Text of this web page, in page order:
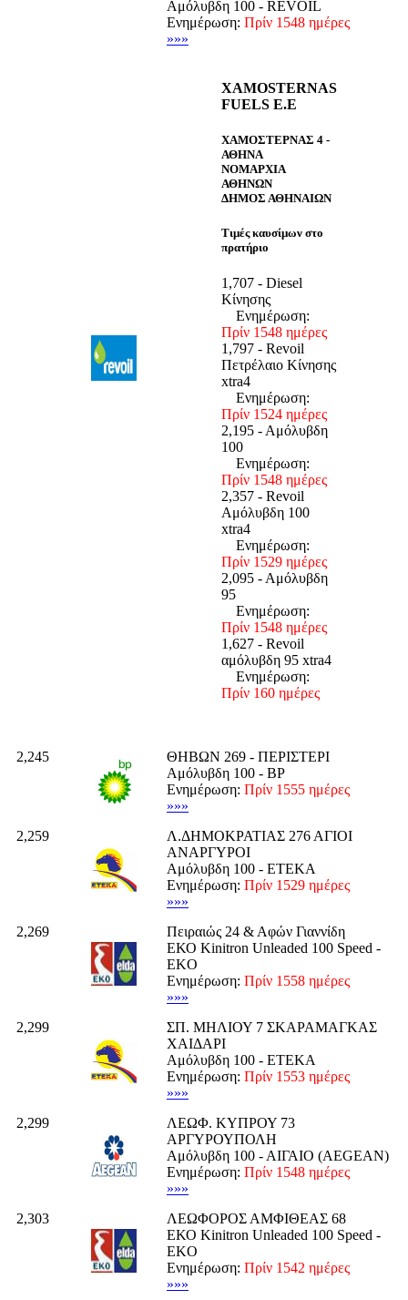
Αμόλυβδη 100 - REVOIL
Ενημέρωση: Πρίν 1548 ημέρες
»»»
XAMOSTERNAS
FUELS E.E
ΧΑΜΟΣΤΕΡΝΑΣ 4 -
ΑΘΗΝΑ
ΝΟΜΑΡΧΙΑ
ΑΘΗΝΩΝ
ΔΗΜΟΣ ΑΘΗΝΑΙΩΝ
Τιμές καυσίμων στο
πρατήριο
1,707 - Diesel
Κίνησης
Ενημέρωση:
Πρίν 1548 ημέρες
1,797 - Revoil
Πετρέλαιο Κίνησης
xtra4
Ενημέρωση:
Πρίν 1524 ημέρες
2,195 - Αμόλυβδη
100
Ενημέρωση:
Πρίν 1548 ημέρες
2,357 - Revoil
Αμόλυβδη 100
xtra4
Ενημέρωση:
Πρίν 1529 ημέρες
2,095 - Αμόλυβδη
95
Ενημέρωση:
Πρίν 1548 ημέρες
1,627 - Revoil
αμόλυβδη 95 xtra4
Ενημέρωση:
Πρίν 160 ημέρες
2,245
ΘΗΒΩΝ 269 - ΠΕΡΙΣΤΕΡΙ
Αμόλυβδη 100 - BP
Ενημέρωση: Πρίν 1555 ημέρες
»»»
2,259
Λ.ΔΗΜΟΚΡΑΤΙΑΣ 276 ΑΓΙΟΙ
ΑΝΑΡΓΥΡΟΙ
Αμόλυβδη 100 - ΕΤΕΚΑ
Ενημέρωση: Πρίν 1529 ημέρες
»»»
2,269
Πειραιώς 24 & Αφών Γιαννίδη
ΕΚΟ Kinitron Unleaded 100 Speed -
EKO
Ενημέρωση: Πρίν 1558 ημέρες
»»»
2,299
ΣΠ. ΜΗΛΙΟΥ 7 ΣΚΑΡΑΜΑΓΚΑΣ
ΧΑΙΔΑΡΙ
Αμόλυβδη 100 - ΕΤΕΚΑ
Ενημέρωση: Πρίν 1553 ημέρες
»»»
2,299
ΛΕΩΦ. ΚΥΠΡΟΥ 73
ΑΡΓΥΡΟΥΠΟΛΗ
Αμόλυβδη 100 - ΑΙΓΑΙΟ (AEGEAN)
Ενημέρωση: Πρίν 1548 ημέρες
»»»
2,303
ΛΕΩΦΟΡΟΣ ΑΜΦΙΘΕΑΣ 68
ΕΚΟ Kinitron Unleaded 100 Speed -
EKO
Ενημέρωση: Πρίν 1542 ημέρες
»»»